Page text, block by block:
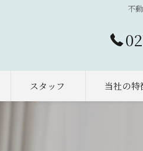
不
スタッフ 当社の特